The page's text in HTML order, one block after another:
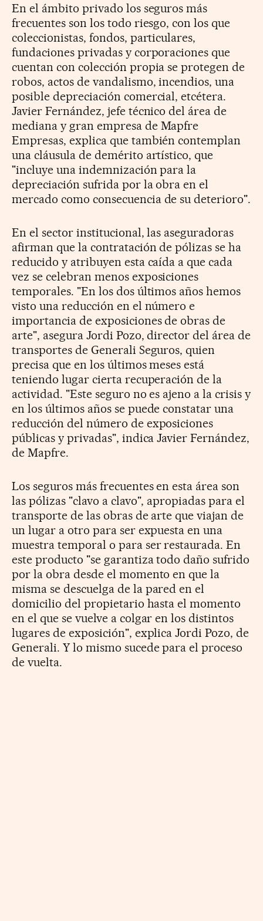
En el ámbito privado los seguros más
frecuentes son los todo riesgo, con los que
coleccionistas, fondos, particulares,
fundaciones privadas y corporaciones que
cuentan con colección propia se protegen de
robos, actos de vandalismo, incendios, una
posible depreciación comercial, etcétera.
Javier Fernández, jefe técnico del área de
mediana y gran empresa de Mapfre
Empresas, explica que también contemplan
una cláusula de demérito artístico, que
"incluye una indemnización para la
depreciación sufrida por la obra en el
mercado como consecuencia de su deterioro".
En el sector institucional, las aseguradoras
afirman que la contratación de pólizas se ha
reducido y atribuyen esta caída a que cada
vez se celebran menos exposiciones
temporales. "En los dos últimos años hemos
visto una reducción en el número e
importancia de exposiciones de obras de
arte", asegura Jordi Pozo, director del área de
transportes de Generali Seguros, quien
precisa que en los últimos meses está
teniendo lugar cierta recuperación de la
actividad. "Este seguro no es ajeno a la crisis y
en los últimos años se puede constatar una
reducción del número de exposiciones
públicas y privadas", indica Javier Fernández,
de Mapfre.
Los seguros más frecuentes en esta área son
las pólizas "clavo a clavo", apropiadas para el
transporte de las obras de arte que viajan de
un lugar a otro para ser expuesta en una
muestra temporal o para ser restaurada. En
este producto "se garantiza todo daño sufrido
por la obra desde el momento en que la
misma se descuelga de la pared en el
domicilio del propietario hasta el momento
en el que se vuelve a colgar en los distintos
lugares de exposición", explica Jordi Pozo, de
Generali. Y lo mismo sucede para el proceso
de vuelta.